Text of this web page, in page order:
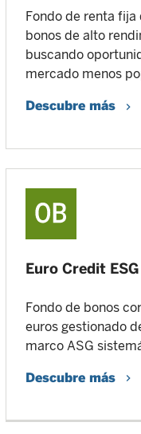
Fondo de renta
bonos de alto
buscando
mercado menos
Descubre más
Euro Credit
Fondo de bonos
euros gestionado
marco ASG
Descubre más